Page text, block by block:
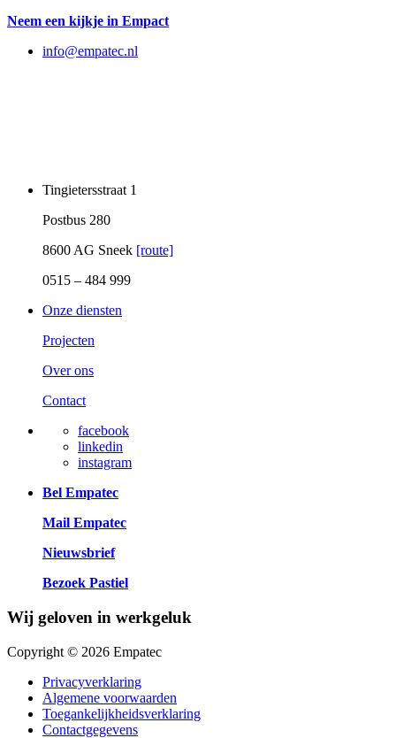
Neem een kijkje in Empact
info@empatec.nl
Tingietersstraat 1
Postbus 280
8600 AG Sneek [route]
0515 – 484 999
Onze diensten
Projecten
Over ons
Contact
facebook
linkedin
instagram
Bel Empatec
Mail Empatec
Nieuwsbrief
Bezoek Pastiel
Wij geloven in werkgeluk
Copyright © 2026 Empatec
Privacyverklaring
Algemene voorwaarden
Toegankelijkheidsverklaring
Contactgegevens